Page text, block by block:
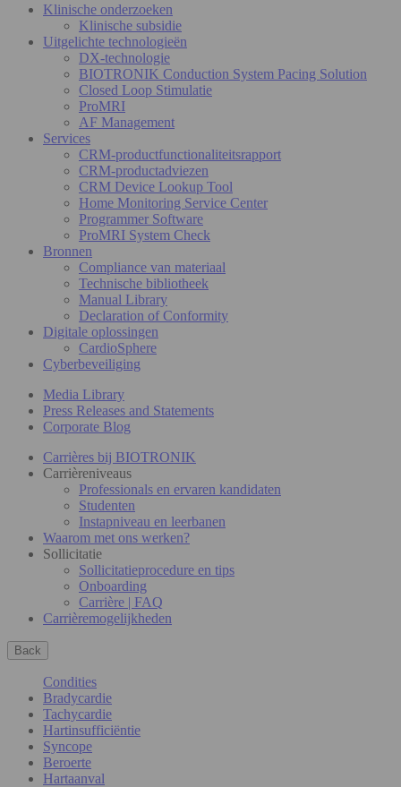
Klinische onderzoeken
Klinische subsidie
Uitgelichte technologieën
DX-technologie
BIOTRONIK Conduction System Pacing Solution
Closed Loop Stimulatie
ProMRI
AF Management
Services
CRM-productfunctionaliteitsrapport
CRM-productadviezen
CRM Device Lookup Tool
Home Monitoring Service Center
Programmer Software
ProMRI System Check
Bronnen
Compliance van materiaal
Technische bibliotheek
Manual Library
Declaration of Conformity
Digitale oplossingen
CardioSphere
Cyberbeveiliging
Media Library
Press Releases and Statements
Corporate Blog
Carrières bij BIOTRONIK
Carrièreniveaus
Professionals en ervaren kandidaten
Studenten
Instapniveau en leerbanen
Waarom met ons werken?
Sollicitatie
Sollicitatieprocedure en tips
Onboarding
Carrière | FAQ
Carrièremogelijkheden
Back
Condities
Bradycardie
Tachycardie
Hartinsufficiëntie
Syncope
Beroerte
Hartaanval